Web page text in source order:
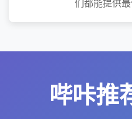
们都能提供最
哔咔推